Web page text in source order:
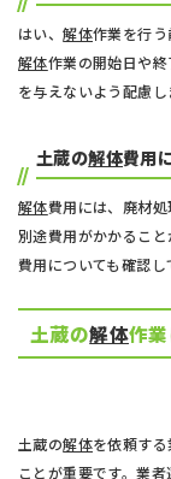
はい、解体作業を行
解体作業の開始日や
を与えないよう配慮し
土蔵の解体費用
解体費用には、廃材
別途費用がかかるこ
費用についても確認し
土蔵の解体作
土蔵の解体を依頼す
ことが重要です。業